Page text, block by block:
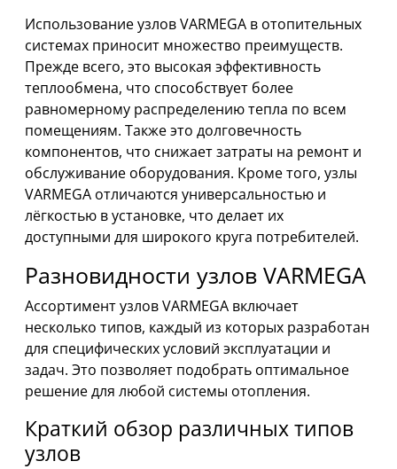
Использование узлов VARMEGA в отопительных
системах приносит множество преимуществ.
Прежде всего, это высокая эффективность
теплообмена, что способствует более
равномерному распределению тепла по всем
помещениям. Также это долговечность
компонентов, что снижает затраты на ремонт и
обслуживание оборудования. Кроме того, узлы
VARMEGA отличаются универсальностью и
лёгкостью в установке, что делает их
доступными для широкого круга потребителей.
Разновидности узлов VARMEGA
Ассортимент узлов VARMEGA включает
несколько типов, каждый из которых разработан
для специфических условий эксплуатации и
задач. Это позволяет подобрать оптимальное
решение для любой системы отопления.
Краткий обзор различных типов
узлов